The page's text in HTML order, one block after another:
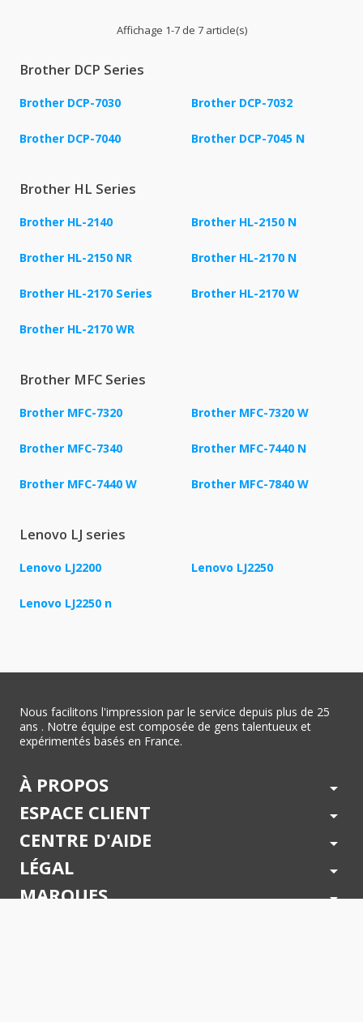
Affichage 1-7 de 7 article(s)
Brother DCP Series
Brother DCP-7030 Brother DCP-7032
Brother DCP-7040 Brother DCP-7045 N
Brother HL Series
Brother HL-2140 Brother HL-2150 N
Brother HL-2150 NR Brother HL-2170 N
Brother HL-2170 Series Brother HL-2170 W
Brother HL-2170 WR
Brother MFC Series
Brother MFC-7320 Brother MFC-7320 W
Brother MFC-7340 Brother MFC-7440 N
Brother MFC-7440 W Brother MFC-7840 W
Lenovo LJ series
Lenovo LJ2200 Lenovo LJ2250
Lenovo LJ2250 n
Nous facilitons l'impression par le service depuis plus de 25
ans . Notre équipe est composée de gens talentueux et
expérimentés basés en France.
À PROPOS arrow_drop_down
ESPACE CLIENT arrow_drop_down
CENTRE D'AIDE arrow_drop_down
LÉGAL arrow_drop_down
MARQUES arrow_drop_down